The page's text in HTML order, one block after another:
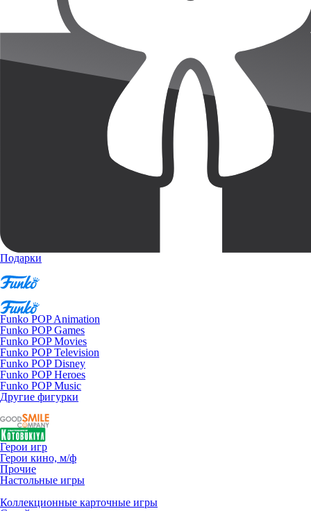
Подарки
Funko POP Animation
Funko POP Games
Funko POP Movies
Funko POP Television
Funko POP Disney
Funko POP Heroes
Funko POP Music
Другие фигурки
Герои игр
Герои кино, м/ф
Прочие
Настольные игры
Коллекционные карточные игры